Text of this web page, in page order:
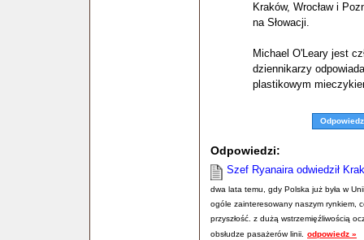
Kraków, Wrocław i
na Słowacji.
Michael O'Leary jest
dziennikarzy
plastikowym
Odpowiedz
Odpowiedzi:
Szef Ryanaira odwiedził
dwa lata temu, gdy Polska już była w
ogóle zainteresowany naszym rynkiem,
przyszłość. z dużą wstrzemięźliwością
obsłudze pasażerów linii. odpowiedz »